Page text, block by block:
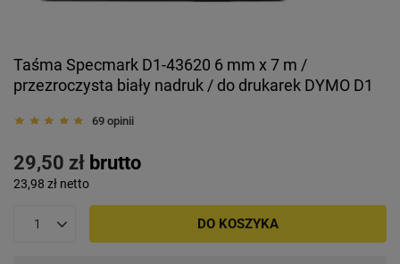
Taśma Specmark D1-43620 6 mm x 7 m /
przezroczysta biały nadruk / do drukarek DYMO D1
69 opinii
29,50 zł brutto
23,98 zł netto
DO KOSZYKA